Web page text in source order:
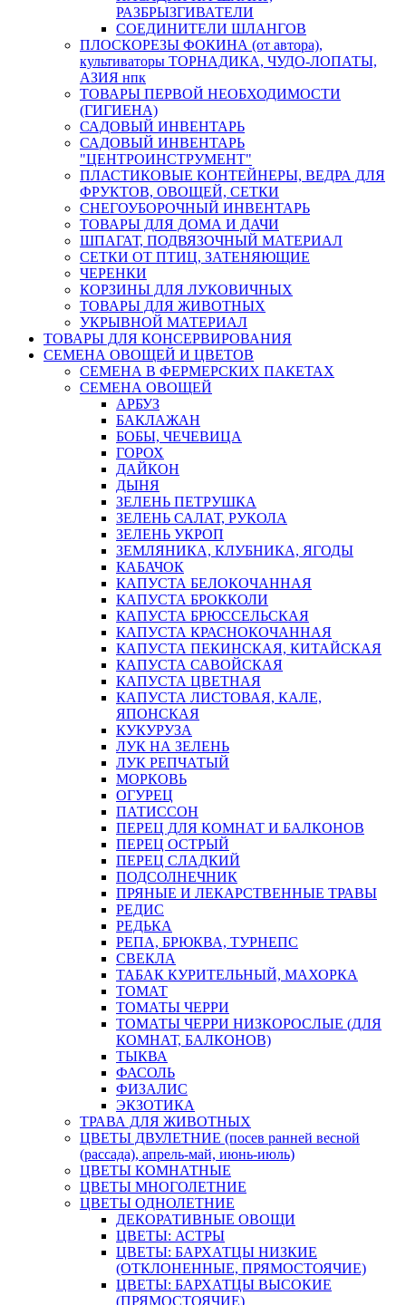
РАЗБРЫЗГИВАТЕЛИ
СОЕДИНИТЕЛИ ШЛАНГОВ
ПЛОСКОРЕЗЫ ФОКИНА (от автора),
культиваторы ТОРНАДИКА, ЧУДО-ЛОПАТЫ,
АЗИЯ нпк
ТОВАРЫ ПЕРВОЙ НЕОБХОДИМОСТИ
(ГИГИЕНА)
САДОВЫЙ ИНВЕНТАРЬ
САДОВЫЙ ИНВЕНТАРЬ
"ЦЕНТРОИНСТРУМЕНТ"
ПЛАСТИКОВЫЕ КОНТЕЙНЕРЫ, ВЕДРА ДЛЯ
ФРУКТОВ, ОВОЩЕЙ, СЕТКИ
СНЕГОУБОРОЧНЫЙ ИНВЕНТАРЬ
ТОВАРЫ ДЛЯ ДОМА И ДАЧИ
ШПАГАТ, ПОДВЯЗОЧНЫЙ МАТЕРИАЛ
СЕТКИ ОТ ПТИЦ, ЗАТЕНЯЮЩИЕ
ЧЕРЕНКИ
КОРЗИНЫ ДЛЯ ЛУКОВИЧНЫХ
ТОВАРЫ ДЛЯ ЖИВОТНЫХ
УКРЫВНОЙ МАТЕРИАЛ
ТОВАРЫ ДЛЯ КОНСЕРВИРОВАНИЯ
СЕМЕНА ОВОЩЕЙ И ЦВЕТОВ
СЕМЕНА В ФЕРМЕРСКИХ ПАКЕТАХ
СЕМЕНА ОВОЩЕЙ
АРБУЗ
БАКЛАЖАН
БОБЫ, ЧЕЧЕВИЦА
ГОРОХ
ДАЙКОН
ДЫНЯ
ЗЕЛЕНЬ ПЕТРУШКА
ЗЕЛЕНЬ САЛАТ, РУКОЛА
ЗЕЛЕНЬ УКРОП
ЗЕМЛЯНИКА, КЛУБНИКА, ЯГОДЫ
КАБАЧОК
КАПУСТА БЕЛОКОЧАННАЯ
КАПУСТА БРОККОЛИ
КАПУСТА БРЮССЕЛЬСКАЯ
КАПУСТА КРАСНОКОЧАННАЯ
КАПУСТА ПЕКИНСКАЯ, КИТАЙСКАЯ
КАПУСТА САВОЙСКАЯ
КАПУСТА ЦВЕТНАЯ
КАПУСТА ЛИСТОВАЯ, КАЛЕ,
ЯПОНСКАЯ
КУКУРУЗА
ЛУК НА ЗЕЛЕНЬ
ЛУК РЕПЧАТЫЙ
МОРКОВЬ
ОГУРЕЦ
ПАТИССОН
ПЕРЕЦ ДЛЯ КОМНАТ И БАЛКОНОВ
ПЕРЕЦ ОСТРЫЙ
ПЕРЕЦ СЛАДКИЙ
ПОДСОЛНЕЧНИК
ПРЯНЫЕ И ЛЕКАРСТВЕННЫЕ ТРАВЫ
РЕДИС
РЕДЬКА
РЕПА, БРЮКВА, ТУРНЕПС
СВЕКЛА
ТАБАК КУРИТЕЛЬНЫЙ, МАХОРКА
ТОМАТ
ТОМАТЫ ЧЕРРИ
ТОМАТЫ ЧЕРРИ НИЗКОРОСЛЫЕ (ДЛЯ
КОМНАТ, БАЛКОНОВ)
ТЫКВА
ФАСОЛЬ
ФИЗАЛИС
ЭКЗОТИКА
ТРАВА ДЛЯ ЖИВОТНЫХ
ЦВЕТЫ ДВУЛЕТНИЕ (посев ранней весной
(рассада), апрель-май, июнь-июль)
ЦВЕТЫ КОМНАТНЫЕ
ЦВЕТЫ МНОГОЛЕТНИЕ
ЦВЕТЫ ОДНОЛЕТНИЕ
ДЕКОРАТИВНЫЕ ОВОЩИ
ЦВЕТЫ: АСТРЫ
ЦВЕТЫ: БАРХАТЦЫ НИЗКИЕ
(ОТКЛОНЕННЫЕ, ПРЯМОСТОЯЧИЕ)
ЦВЕТЫ: БАРХАТЦЫ ВЫСОКИЕ
(ПРЯМОСТОЯЧИЕ)